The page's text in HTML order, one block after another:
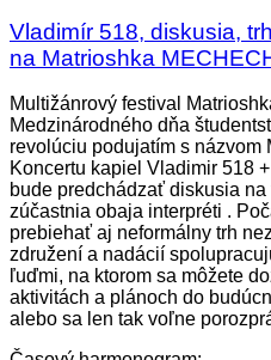
Vladimír 518, diskusia,
na Matrioshka
Multižánrový festival
Medzinárodného dňa
revolúciu podujatím s názvom
Koncertu kapiel Vladimir 518
bude predchádzať diskusia na
zúčastnia obaja interpréti .
prebiehať aj neformálny trh
združení a nadácií
ľuďmi, na ktorom sa môžete
aktivitách a plánoch do
alebo sa len tak voľne